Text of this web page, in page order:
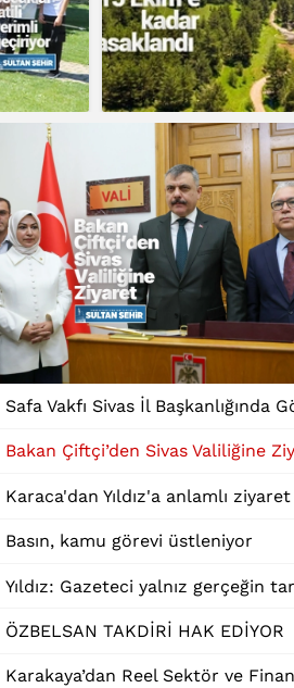
Safa Vakfı Sivas İl Başkanlığında
Bakan Çiftçi’den Sivas Valiliğine
Karaca'dan Yıldız'a anlamlı ziyaret
Basın, kamu görevi üstleniyor
Yıldız: Gazeteci yalnız gerçeğin
ÖZBELSAN TAKDİRİ HAK EDİYOR